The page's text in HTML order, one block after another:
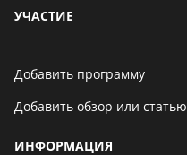
УЧАСТИЕ
Добавить программу
Добавить обзор или статью
ИНФОРМАЦИЯ